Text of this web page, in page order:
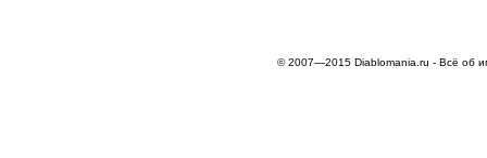
© 2007—2015 Diablomania.ru - Всё об